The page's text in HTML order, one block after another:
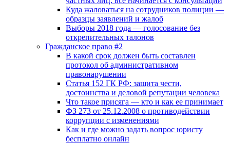
Куда жаловаться на сотрудников полиции —
образцы заявлений и жалоб
Выборы 2018 года — голосование без
открепительных талонов
Гражданское право #2
В какой срок должен быть составлен
протокол об административном
правонарушении
Статья 152 ГК РФ: защита чести,
достоинства и деловой репутации человека
Что такое присяга — кто и как ее принимает
ФЗ 273 от 25.12.2008 о противодействии
коррупции с изменениями
Как и где можно задать вопрос юристу
бесплатно онлайн